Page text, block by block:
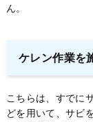
ん。
ケレン作業を
こちらは、すでに
どを用いて、サビ